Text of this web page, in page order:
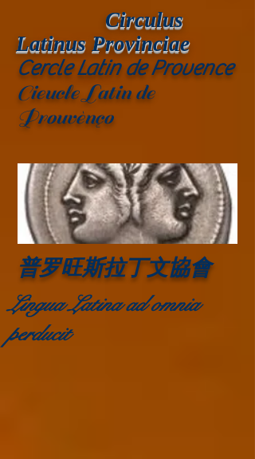
Circulus
Latinus Provinciae
Cercle Latin de Provence
Cieucle Latin de
Prouvènço
Lingua Latina ad omnia
perducit
普罗旺斯拉丁文協會